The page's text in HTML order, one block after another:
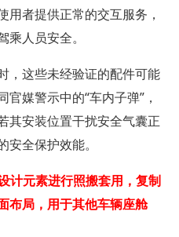
用者提供正常的交互服务，
人员安全。
，这些未经验证的配件可能
媒警示中的“车内子弹”，
其安装位置干扰安全气囊正
全保护效能。
计元素进行照搬套用，复制
布局，用于其他车辆座舱